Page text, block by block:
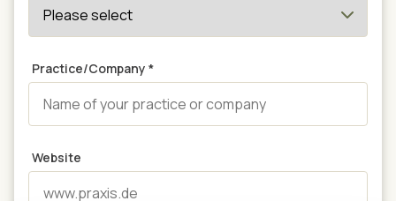
Practice/Company *
Website